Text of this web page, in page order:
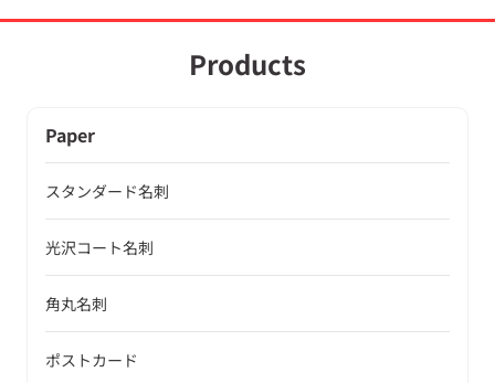
Products
Paper
スタンダード名刺
光沢コート名刺
角丸名刺
ポストカード